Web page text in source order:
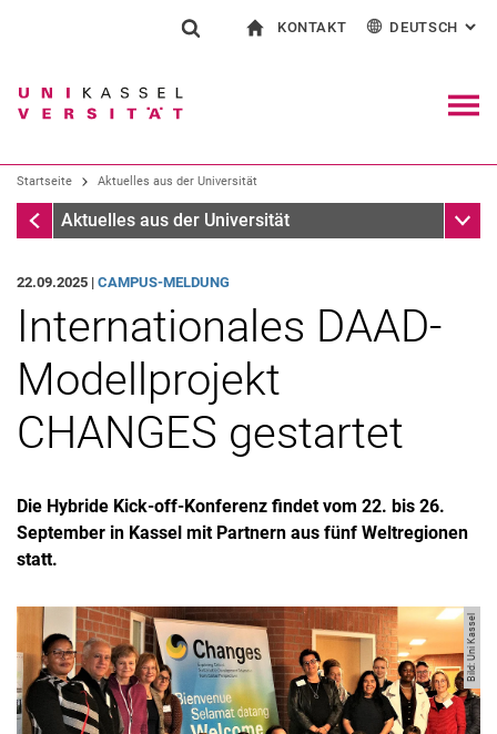
Springe direkt zu: Inhalt
Springe direkt zu: Suche
Springe direkt zu:
Suchen (öffnet externen Link in einem
KONTAKT
Kontakt für Presse und Öffentlichkeit
Einrichtungen suchen
DEUTSCH :
Startseite Aktuelles aus der Universität
Startseite
Aktuelles aus der Universität
22.09.2025 | CAMPUS-MELDUNG
Internationales DAAD-
Modellprojekt
CHANGES gestartet
Die Hybride Kick-off-Konferenz findet vom 22. bis 26.
September in Kassel mit Partnern aus fünf Weltregionen
statt.
Bild: Uni Kassel